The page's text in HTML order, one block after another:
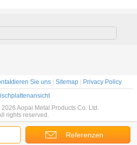
Referenzen
Sie uns Sitemap
Privacy Policy
Aopai Metal Products Co. Ltd.
rights reserved.